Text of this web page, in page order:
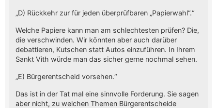
„D) Rückkehr zur für jeden überprüfbaren „Papierwahl“.“
Welche Papiere kann man am schlechtesten prüfen? Die,
die verschwinden. Wir könnten aber auch darüber
debattieren, Kutschen statt Autos einzuführen. In Ihrem
Sankt Vith würde man das sicher gerne nochmal sehen.
„E) Bürgerentscheid vorsehen.“
Das ist in der Tat mal eine sinnvolle Forderung. Sie sagen
aber nicht, zu welchen Themen Bürgerentscheide